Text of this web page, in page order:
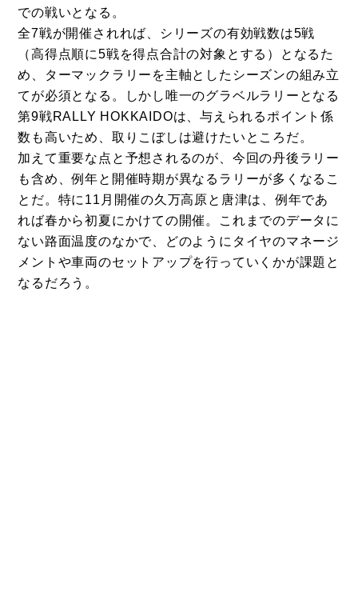
での戦いとなる。
全7戦が開催されれば、シリーズの有効戦数は5戦
（高得点順に5戦を得点合計の対象とする）となるた
め、ターマックラリーを主軸としたシーズンの組み立
てが必須となる。しかし唯一のグラベルラリーとなる
第9戦RALLY HOKKAIDOは、与えられるポイント係
数も高いため、取りこぼしは避けたいところだ。
加えて重要な点と予想されるのが、今回の丹後ラリー
も含め、例年と開催時期が異なるラリーが多くなるこ
とだ。特に11月開催の久万高原と唐津は、例年であ
れば春から初夏にかけての開催。これまでのデータに
ない路面温度のなかで、どのようにタイヤのマネージ
メントや車両のセットアップを行っていくかが課題と
なるだろう。